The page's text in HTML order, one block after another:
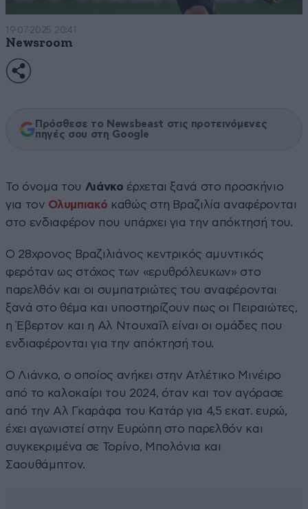
19·07·2025 20:41
Newsroom
Πρόσθεσε το Newsbeast στις προτεινόμενες
πηγές σου στη Google
Το όνομα του Λιάνκο έρχεται ξανά στο προσκήνιο
για τον Ολυμπιακό καθώς στη Βραζιλία αναφέρονται
στο ενδιαφέρον που υπάρχει για την απόκτησή του.
Ο 28χρονος Βραζιλιάνος κεντρικός αμυντικός
φερόταν ως στόχος των «ερυθρόλευκων» στο
παρελθόν και οι συμπατριώτες του αναφέρονται
ξανά στο θέμα και υποστηρίζουν πως οι Πειραιώτες,
η Έβερτον και η Αλ Ντουχαΐλ είναι οι ομάδες που
ενδιαφέρονται για την απόκτησή του.
Ο Λιάνκο, ο οποίος ανήκει στην Ατλέτικο Μινέιρο
από το καλοκαίρι του 2024, όταν και τον αγόρασε
από την Αλ Γκαράφα του Κατάρ για 4,5 εκατ. ευρώ,
έχει αγωνιστεί στην Ευρώπη στο παρελθόν και
συγκεκριμένα σε Τορίνο, Μπολόνια και
Σαουθάμπτον.